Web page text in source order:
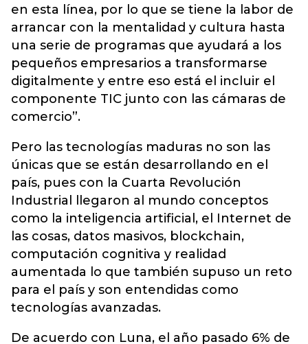
en esta línea, por lo que se tiene la labor de
arrancar con la mentalidad y cultura hasta
una serie de programas que ayudará a los
pequeños empresarios a transformarse
digitalmente y entre eso está el incluir el
componente TIC junto con las cámaras de
comercio”.
Pero las tecnologías maduras no son las
únicas que se están desarrollando en el
país, pues con la Cuarta Revolución
Industrial llegaron al mundo conceptos
como la inteligencia artificial, el Internet de
las cosas, datos masivos, blockchain,
computación cognitiva y realidad
aumentada lo que también supuso un reto
para el país y son entendidas como
tecnologías avanzadas.
De acuerdo con Luna, el año pasado 6% de